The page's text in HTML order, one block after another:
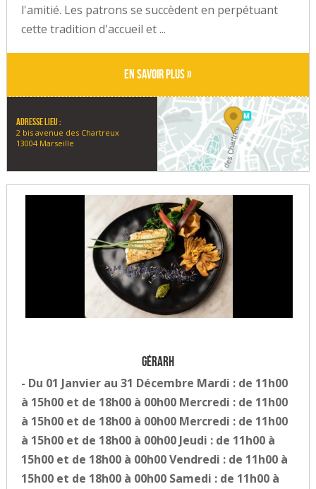
l'amitié. Les patrons se succèdent en perpétuant
cette tradition d'accueil et ...
En savoir plus »
Adresse lieu :
2 bis avenue des Chartreux
13004 Marseille
Gérarh
- Du 01 Janvier au 31 Décembre Mardi : de 11h00
à 15h00 et de 18h00 à 00h00 Mercredi : de 11h00
à 15h00 et de 18h00 à 00h00 Mercredi : de 11h00
à 15h00 et de 18h00 à 00h00 Jeudi : de 11h00 à
15h00 et de 18h00 à 00h00 Vendredi : de 11h00 à
15h00 et de 18h00 à 00h00 Samedi : de 11h00 à